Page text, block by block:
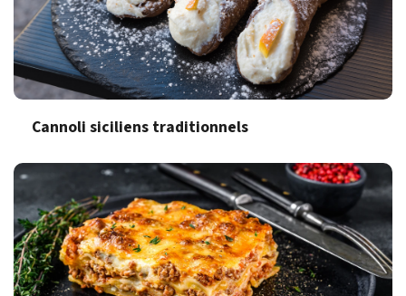
Cannoli siciliens traditionnels